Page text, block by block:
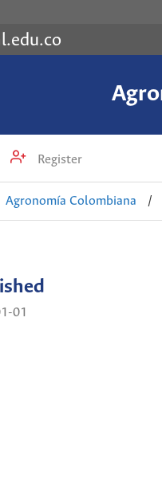
Register
Agronomía Colombiana /
01